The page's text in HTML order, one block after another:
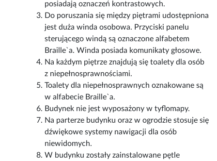
posiadają oznaczeń kontrastowych.
Do poruszania się między piętrami udostępniona
jest duża winda osobowa. Przyciski panelu
sterującego windą są oznaczone alfabetem
Braille`a. Winda posiada komunikaty głosowe.
Na każdym piętrze znajdują się toalety dla osób
z niepełnosprawnościami.
Toalety dla niepełnosprawnych oznakowane są
w alfabecie Braille`a.
Budynek nie jest wyposażony w tyflomapy.
Na parterze budynku oraz w ogrodzie stosuje się
dźwiękowe systemy nawigacji dla osób
niewidomych.
W budynku zostały zainstalowane pętle